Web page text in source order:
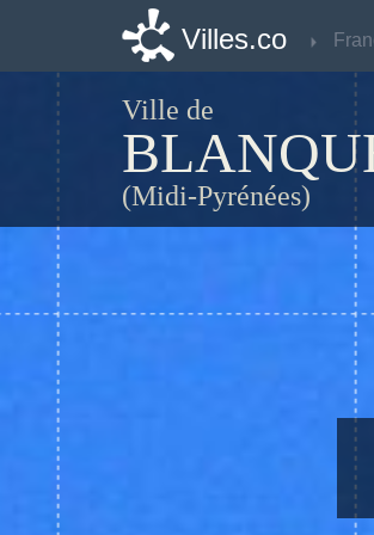
Villes.co
Ville de
(Midi-Pyrénées)
Villes.co